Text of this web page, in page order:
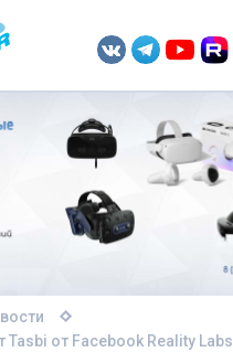
Tasbi от Facebook Reality Labs